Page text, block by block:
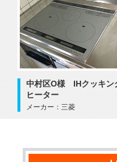
中村区O様 IHクッキン
ヒーター
メーカー：三菱